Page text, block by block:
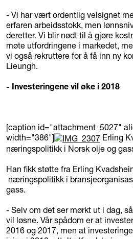
- Vi har vært ordentlig velsignet
erfaren arbeidsstokk, men
deretter. Vi blir nødt til å gjøre
møte utfordringene i markedet,
vi også rekruttere for å få inn ny
Lieungh.
- Investeringene vil øke i 2018
[caption id="attachment_5027"
width="386"]
Erling
næringspolitikk i Norsk olje og
Han fikk støtte fra Erling
næringspolitikk i
gass.
- Selv om det ser mørkt ut i dag,
vil løsne. Vår spådom er at
2016 og 2017, men at